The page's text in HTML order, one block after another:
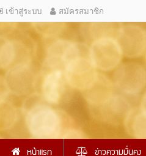
เข้าสู่ระบบ สมัครสมาชิก
หน้าแรก ข่าวความมั่นคง